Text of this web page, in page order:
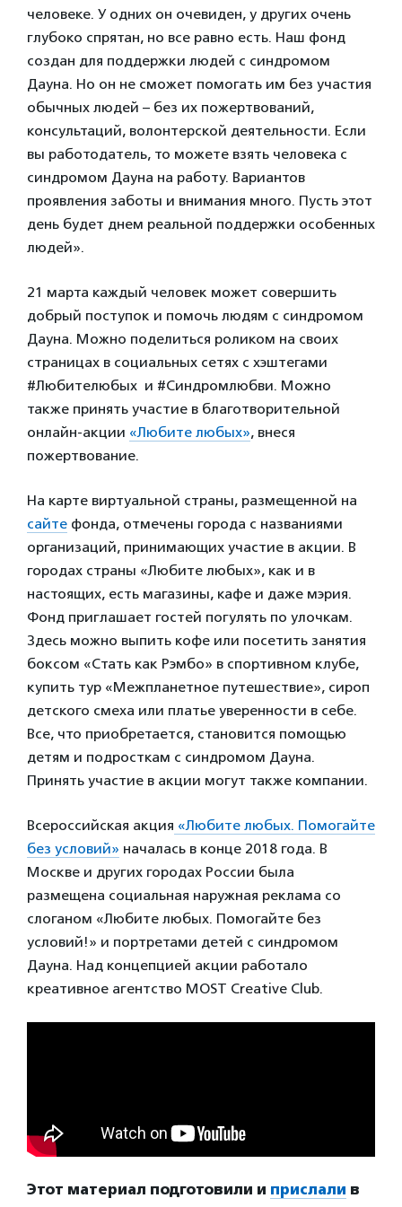
человеке. У одних он очевиден, у других очень
глубоко спрятан, но все равно есть. Наш фонд
создан для поддержки людей с синдромом
Дауна. Но он не сможет помогать им без участия
обычных людей – без их пожертвований,
консультаций, волонтерской деятельности. Если
вы работодатель, то можете взять человека с
синдромом Дауна на работу. Вариантов
проявления заботы и внимания много. Пусть этот
день будет днем реальной поддержки особенных
людей».
21 марта каждый человек может совершить
добрый поступок и помочь людям с синдромом
Дауна. Можно поделиться роликом на своих
страницах в социальных сетях с хэштегами
#Любителюбых и #Синдромлюбви. Можно
также принять участие в благотворительной
онлайн-акции «Любите любых», внеся
пожертвование.
На карте виртуальной страны, размещенной на
сайте фонда, отмечены города с названиями
организаций, принимающих участие в акции. В
городах страны «Любите любых», как и в
настоящих, есть магазины, кафе и даже мэрия.
Фонд приглашает гостей погулять по улочкам.
Здесь можно выпить кофе или посетить занятия
боксом «Стать как Рэмбо» в спортивном клубе,
купить тур «Межпланетное путешествие», сироп
детского смеха или платье уверенности в себе.
Все, что приобретается, становится помощью
детям и подросткам с синдромом Дауна.
Принять участие в акции могут также компании.
Всероссийская акция «Любите любых. Помогайте
без условий» началась в конце 2018 года. В
Москве и других городах России была
размещена социальная наружная реклама со
слоганом «Любите любых. Помогайте без
условий!» и портретами детей с синдромом
Дауна. Над концепцией акции работало
креативное агентство MOST Creative Club.
Этот материал подготовили и прислали в